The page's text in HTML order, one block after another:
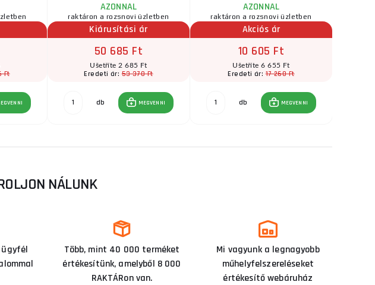
Ft
AZONNAL
raktáron a rozsnovi üzletben
Kiárusítási ár
50 685 Ft
Ušetříte 2 685 Ft
Eredeti ár:53 370 Ft
db MEGVENNI
AZONNAL
raktáron a rozsnovi üzletben
Akciós ár
10 605 Ft
Ušetříte 6 655 Ft
Eredeti ár:17 260 Ft
db MEGVENNI
NÁLUNK
ügyfél
Több, mint 40 000 terméket
értékesítünk, amelyből 8 000
RAKTÁRon van.
Mi vagyunk a legnagyobb
műhelyfelszereléseket
értékesítő webáruház